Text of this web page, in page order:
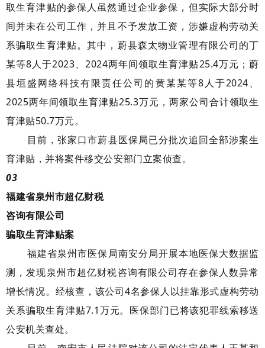
取生育津贴的参保人虽然通过企业参保，但实际大部分时
间并未在公司工作，并且不予发放工资，涉嫌虚构劳动关
系骗取生育津贴。其中，蔚县森太物业管理有限公司的丁
某等8人于2023、2024两年间领取生育津贴25.4万元；蔚
县垣盛网络科技有限责任公司的黄某某等8人于2024、
2025两年间领取生育津贴25.3万元，两家公司合计领取生
育津贴50.7万元。
目前，张家口市蔚县医保局已分批次追回全部涉案生
育津贴，并将案件移交公安部门立案侦查。
03
福建省泉州市超亿财税
咨询有限公司
骗取生育津贴案
福建省泉州市医保局南安分局开展本地医保大数据监
测，发现泉州市超亿财税咨询有限公司存在参保人数异常
增长情况。经核查，该公司4名参保人以挂靠形式虚构劳动
关系骗取生育津贴7.1万元。医保部门已将该犯罪线索移送
公安机关查处。